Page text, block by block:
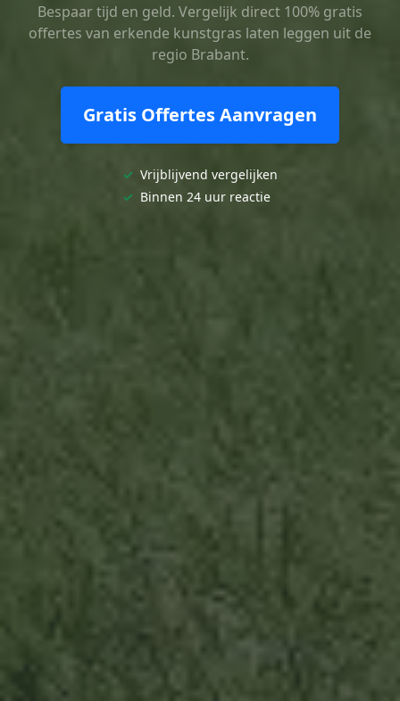
Bespaar tijd en geld. Vergelijk direct 100% gratis
offertes van erkende kunstgras laten leggen uit de
regio Brabant.
Gratis Offertes Aanvragen
✓ Vrijblijvend vergelijken
✓ Binnen 24 uur reactie